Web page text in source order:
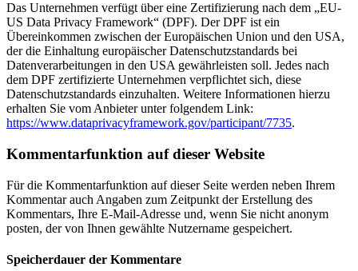
Das Unternehmen verfügt über eine Zertifizierung nach dem „EU-
US Data Privacy Framework“ (DPF). Der DPF ist ein
Übereinkommen zwischen der Europäischen Union und den USA,
der die Einhaltung europäischer Datenschutzstandards bei
Datenverarbeitungen in den USA gewährleisten soll. Jedes nach
dem DPF zertifizierte Unternehmen verpflichtet sich, diese
Datenschutzstandards einzuhalten. Weitere Informationen hierzu
erhalten Sie vom Anbieter unter folgendem Link:
https://www.dataprivacyframework.gov/participant/7735.
Kommentar­funktion auf dieser Website
Für die Kommentarfunktion auf dieser Seite werden neben Ihrem
Kommentar auch Angaben zum Zeitpunkt der Erstellung des
Kommentars, Ihre E-Mail-Adresse und, wenn Sie nicht anonym
posten, der von Ihnen gewählte Nutzername gespeichert.
Speicherdauer der Kommentare